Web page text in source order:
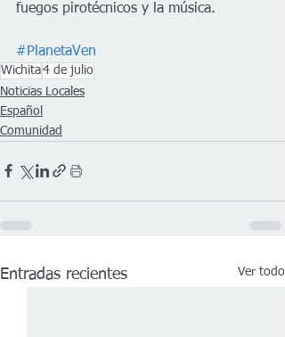
fuegos pirotécnicos y la música.
#PlanetaVen
Wichita4 de julio
Noticias Locales
Español
Comunidad
Entradas recientes Ver todo